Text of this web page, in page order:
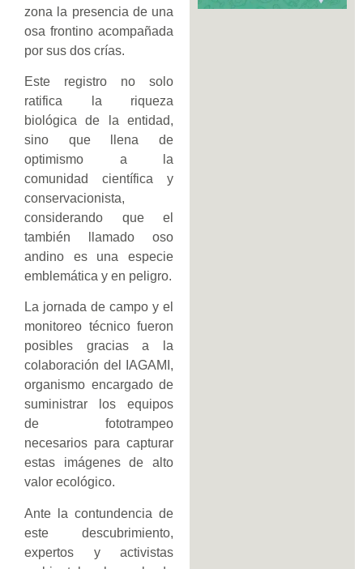
zona la presencia de una
osa frontino acompañada
por sus dos crías.
Este registro no solo
ratifica la riqueza
biológica de la entidad,
sino que llena de
optimismo a la
comunidad científica y
conservacionista,
considerando que el
también llamado oso
andino es una especie
emblemática y en peligro.
La jornada de campo y el
monitoreo técnico fueron
posibles gracias a la
colaboración del IAGAMI,
organismo encargado de
suministrar los equipos
de fototrampeo
necesarios para capturar
estas imágenes de alto
valor ecológico.
Ante la contundencia de
este descubrimiento,
expertos y activistas